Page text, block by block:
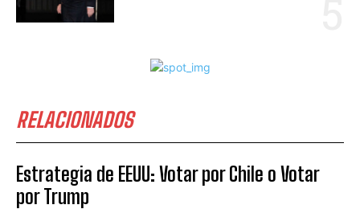
RELACIONADOS
Estrategia de EEUU: Votar por Chile o Votar
por Trump